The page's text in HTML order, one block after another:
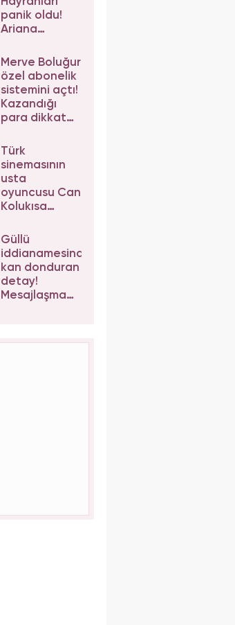
panik oldu!
Ariana
son hali
korkuttu
Merve Boluğur
özel abonelik
sistemini açtı!
Kazandığı
para dikkat
Türk
sinemasının
usta
oyuncusu Can
Kolukısa
kaybetti!
Güllü
iddianamesinde
kan donduran
detay!
Mesajlaşma